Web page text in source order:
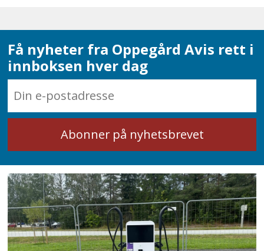
Få nyheter fra Oppegård Avis rett i
innboksen hver dag